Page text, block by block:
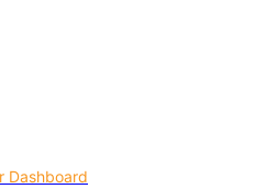
Dashboard